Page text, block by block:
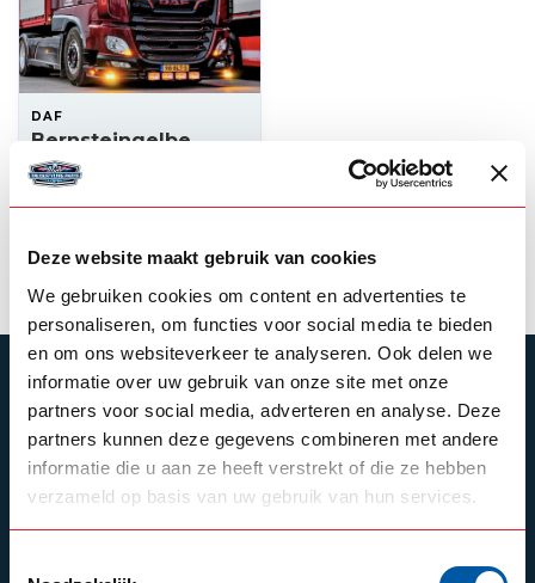
Deze website maakt gebruik van cookies
We gebruiken cookies om content en advertenties te
personaliseren, om functies voor social media te bieden
en om ons websiteverkeer te analyseren. Ook delen we
informatie over uw gebruik van onze site met onze
partners voor social media, adverteren en analyse. Deze
partners kunnen deze gegevens combineren met andere
informatie die u aan ze heeft verstrekt of die ze hebben
verzameld op basis van uw gebruik van hun services.
DAF
Bernsteingelbe
Tagfahrleuchten
DAF XF und CF
170,00 Nicht auf Lager
ABONNIEREN SIE UNSEREN NEWSLETTER
Bleibe auf dem Laufenden mit unseren
Newsletter-Angeboten